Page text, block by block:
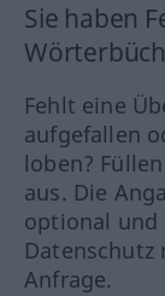
Sie haben
Fehlt eine
aufgefallen
loben?
aus. Die
optional und
Anfrage.